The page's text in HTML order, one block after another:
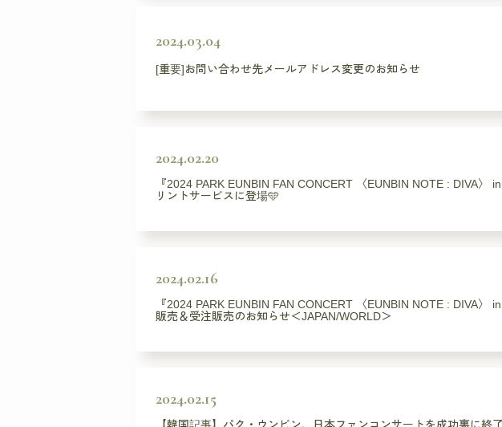
2024.03.04
[重要]お問い合わせ先メールアドレス変更のお知らせ
2024.02.20
『2024 PARK EUNBIN FAN CONCERT 〈EUNBIN NOTE : DIVA〉
リントサービスに登場🩵
2024.02.16
『2024 PARK EUNBIN FAN CONCERT 〈EUNBIN NOTE : DIVA〉
販売＆受注販売のお知らせ＜JAPAN/WORLD＞
2024.02.15
【韓国記事】パク・ウンビン、日本ファンコンサートを成功裏に終